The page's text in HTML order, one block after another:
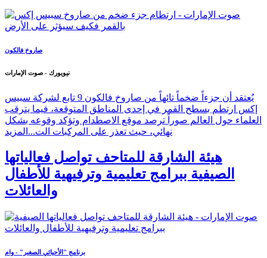
صاروخ فالكون
نيويورك - صوت الإمارات
يُعتقد أن جزءاً ضخماً تائهاً من صاروخ فالكون 9 تابع لشركة سبيس
إكس ارتطم بسطح القمر في إحدى المناطق المتوقعة، فيما يترقب
العلماء حول العالم صوراً ترصد موقع الاصطدام وتؤكد وقوعه بشكل
نهائي، حيث تعذر على المركبات الت... المزيد
هيئة الشارقة للمتاحف تواصل فعالياتها
الصيفية ببرامج تعليمية وترفيهية للأطفال
والعائلات
برنامج "الأحيائي الصغير" - وام